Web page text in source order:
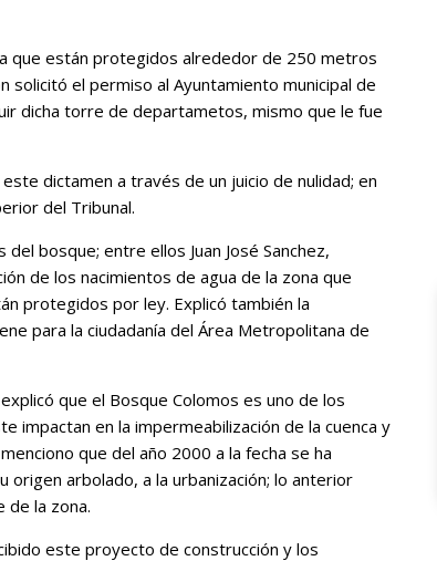
que están protegidos alrededor de 250 metros
solicitó el permiso al Ayuntamiento municipal de
dicha torre de departametos, mismo que le fue
dictamen a través de un juicio de nulidad; en
del Tribunal.
bosque; entre ellos Juan José Sanchez,
de los nacimientos de agua de la zona que
protegidos por ley. Explicó también la
para la ciudadanía del Área Metropolitana de
que el Bosque Colomos es uno de los
impactan en la impermeabilización de la cuenca y
que del año 2000 a la fecha se ha
arbolado, a la urbanización; lo anterior
de la zona.
este proyecto de construcción y los